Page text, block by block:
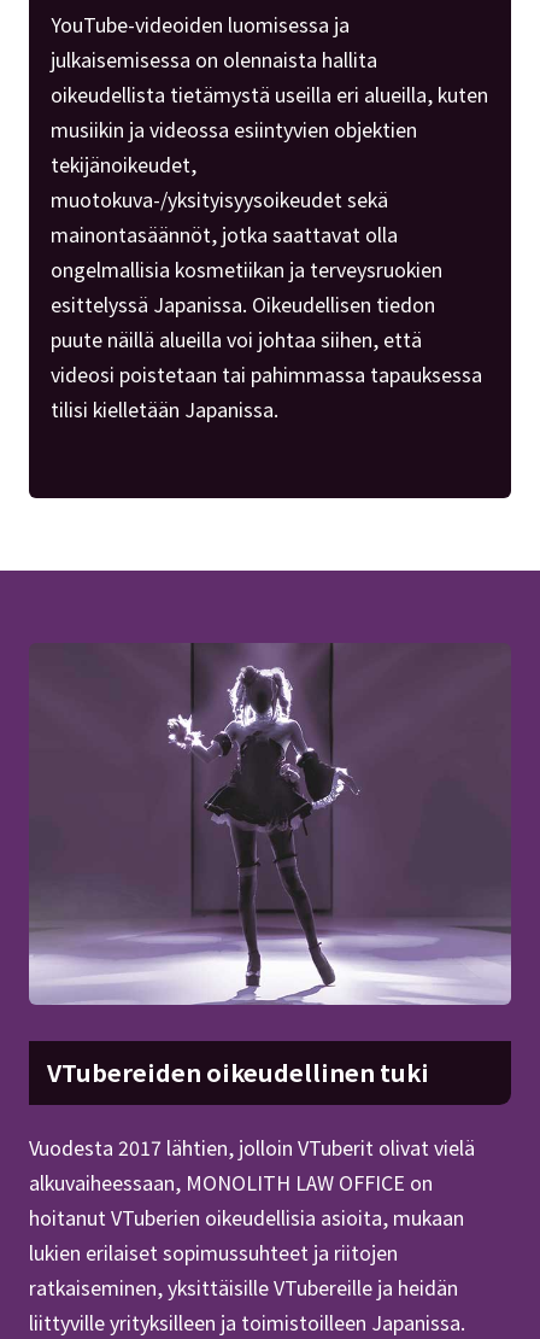
YouTube-videoiden luomisessa ja
julkaisemisessa on olennaista hallita
oikeudellista tietämystä useilla eri alueilla, kuten
musiikin ja videossa esiintyvien objektien
tekijänoikeudet,
muotokuva-/yksityisyysoikeudet sekä
mainontasäännöt, jotka saattavat olla
ongelmallisia kosmetiikan ja terveysruokien
esittelyssä Japanissa. Oikeudellisen tiedon
puute näillä alueilla voi johtaa siihen, että
videosi poistetaan tai pahimmassa tapauksessa
tilisi kielletään Japanissa.
VTubereiden oikeudellinen tuki
Vuodesta 2017 lähtien, jolloin VTuberit olivat vielä
alkuvaiheessaan, MONOLITH LAW OFFICE on
hoitanut VTuberien oikeudellisia asioita, mukaan
lukien erilaiset sopimussuhteet ja riitojen
ratkaiseminen, yksittäisille VTubereille ja heidän
liittyville yrityksilleen ja toimistoilleen Japanissa.